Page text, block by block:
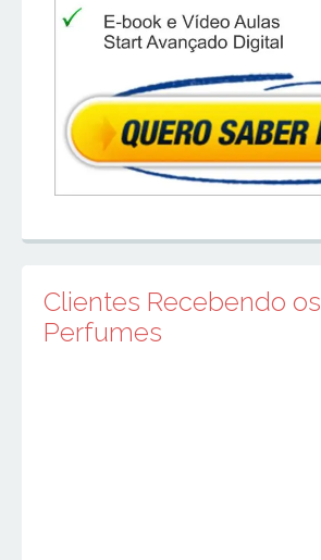
Clientes Recebendo os
Perfumes